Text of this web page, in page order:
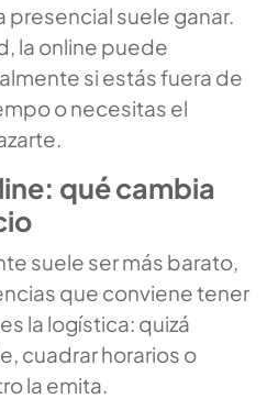
presencial suele ganar.
la online puede
si estás fuera de
o necesitas el
qué cambia
suele ser más barato,
que conviene tener
la logística: quizá
cuadrar horarios o
la emita.